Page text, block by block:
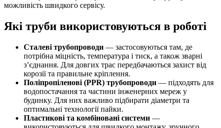
можливість швидкого сервісу.
Які труби використовуються в роботі
Сталеві трубопроводи — застосовуються там, де
потрібна міцність, температура і тиск, а також зварні
з’єднання. Для довгих трас передбачаються захист від
корозії та правильне кріплення.
Поліпропіленові (PPR) трубопроводи — підходять для
водопостачання та частини інженерних мереж у
будинку. Для них важливо підбирати діаметри та
оптимальні технології пайки.
Пластикові та комбіновані системи —